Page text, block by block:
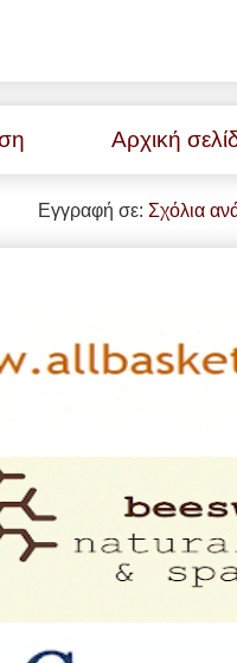
Αρχική
Εγγραφή σε: Σχόλια